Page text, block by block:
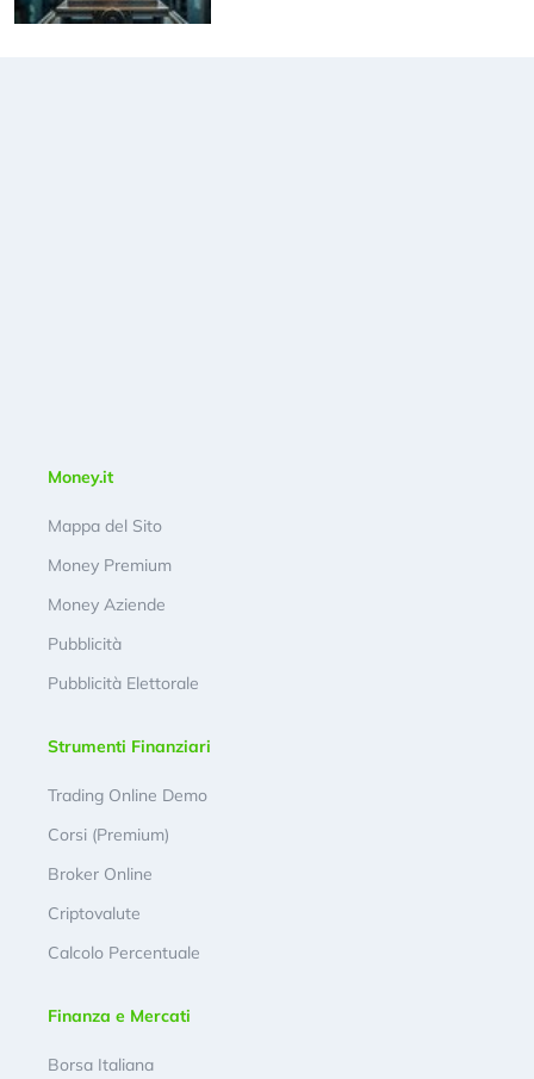
Money.it
Mappa del Sito
Money Premium
Money Aziende
Pubblicità
Pubblicità Elettorale
Strumenti Finanziari
Trading Online Demo
Corsi (Premium)
Broker Online
Criptovalute
Calcolo Percentuale
Finanza e Mercati
Borsa Italiana